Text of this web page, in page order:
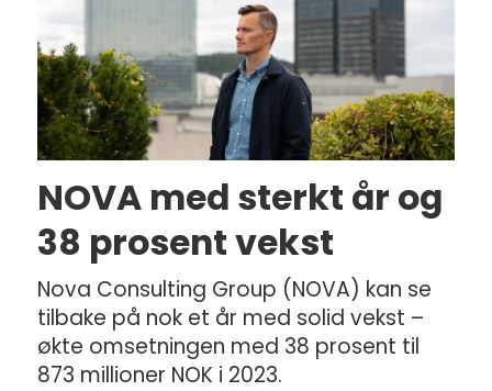
NOVA med sterkt år og
38 prosent vekst
Nova Consulting Group (NOVA) kan se
tilbake på nok et år med solid vekst –
økte omsetningen med 38 prosent til
873 millioner NOK i 2023.